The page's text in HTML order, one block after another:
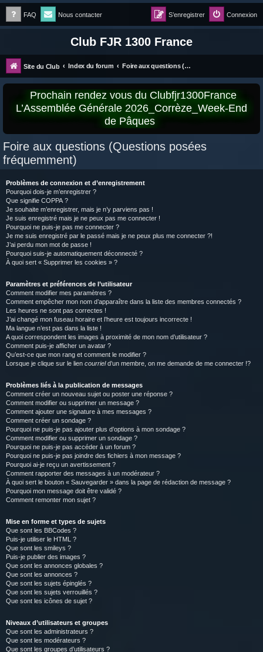
FAQ Nous contacter Connexion
S’enregistrer
Club FJR 1300 France
Site du Club Index du forum Foire aux questions (Questions posées fréquemment)
Prochain rendez vous du Clubfjr1300France
L’Assemblée Générale 2026_Corrèze_Week-End
de Pâques
Foire aux questions (Questions posées
fréquemment)
Problèmes de connexion et d’enregistrement
Pourquoi dois-je m’enregistrer ?
Que signifie COPPA ?
Je souhaite m’enregistrer, mais je n’y parviens pas !
Je suis enregistré mais je ne peux pas me connecter !
Pourquoi ne puis-je pas me connecter ?
Je me suis enregistré par le passé mais je ne peux plus me connecter ?!
J’ai perdu mon mot de passe !
Pourquoi suis-je automatiquement déconnecté ?
À quoi sert « Supprimer les cookies » ?
Paramètres et préférences de l’utilisateur
Comment modifier mes paramètres ?
Comment empêcher mon nom d’apparaître dans la liste des membres connectés ?
Les heures ne sont pas correctes !
J’ai changé mon fuseau horaire et l’heure est toujours incorrecte !
Ma langue n’est pas dans la liste !
A quoi correspondent les images à proximité de mon nom d’utilisateur ?
Comment puis-je afficher un avatar ?
Qu’est-ce que mon rang et comment le modifier ?
Lorsque je clique sur le lien courrield’un membre, on me demande de me connecter !?
Problèmes liés à la publication de messages
Comment créer un nouveau sujet ou poster une réponse ?
Comment modifier ou supprimer un message ?
Comment ajouter une signature à mes messages ?
Comment créer un sondage ?
Pourquoi ne puis-je pas ajouter plus d’options à mon sondage ?
Comment modifier ou supprimer un sondage ?
Pourquoi ne puis-je pas accéder à un forum ?
Pourquoi ne puis-je pas joindre des fichiers à mon message ?
Pourquoi ai-je reçu un avertissement ?
Comment rapporter des messages à un modérateur ?
À quoi sert le bouton « Sauvegarder » dans la page de rédaction de message ?
Pourquoi mon message doit être validé ?
Comment remonter mon sujet ?
Mise en forme et types de sujets
Que sont les BBCodes ?
Puis-je utiliser le HTML ?
Que sont les smileys ?
Puis-je publier des images ?
Que sont les annonces globales ?
Que sont les annonces ?
Que sont les sujets épinglés ?
Que sont les sujets verrouillés ?
Que sont les icônes de sujet ?
Niveaux d’utilisateurs et groupes
Que sont les administrateurs ?
Que sont les modérateurs ?
Que sont les groupes d’utilisateurs ?